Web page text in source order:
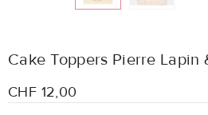
Cake Toppers Pierre Lapin
CHF 12,00